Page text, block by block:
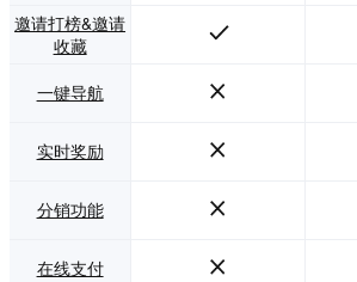
邀请打榜&邀请
收藏
一键导航
实时奖励
分销功能
在线支付